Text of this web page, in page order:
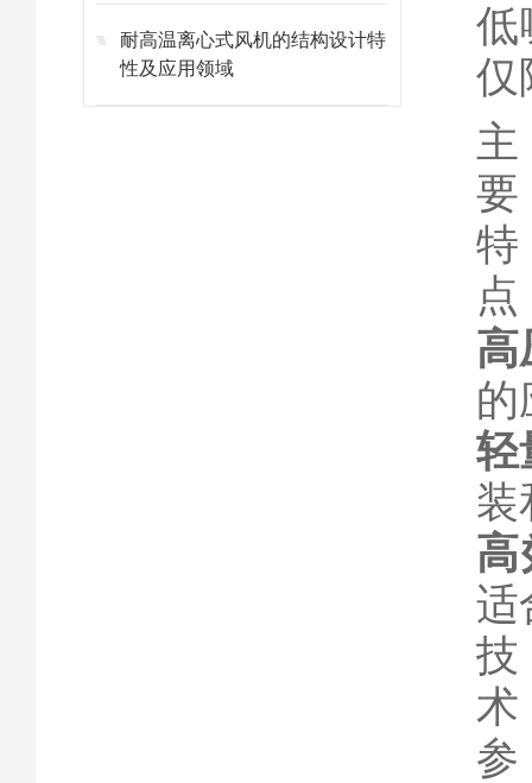
耐高温离心式风机的结构设计特
性及应用领域
低
仅
主
要
特
点
高
的
轻
装
高
适
技
术
参